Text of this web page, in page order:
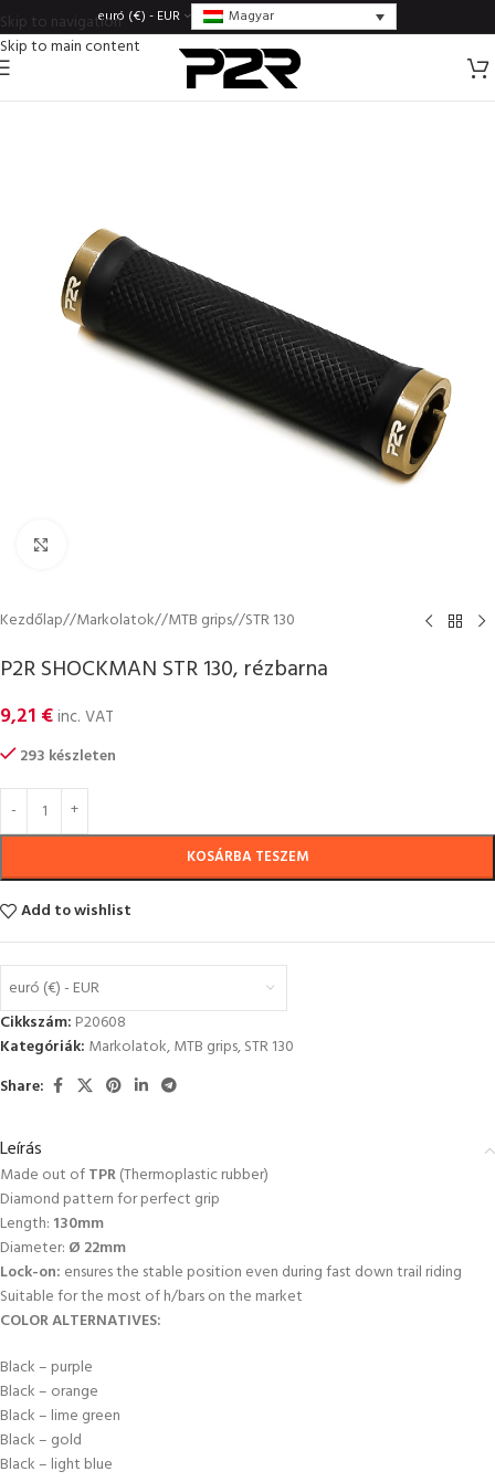
Skip to navigation
Skip to main content
euró (€) - EUR Magyar
Kezdőlap/ Markolatok/ MTB grips/ STR 130
P2R SHOCKMAN STR 130, rézbarna
9,21 €inc. VAT
293 készleten
KOSÁRBA TESZEM
Add to wishlist
euró (€) - EUR
Cikkszám: P20608
Kategóriák: Markolatok,MTB grips,STR 130
Share:
Leírás
Made out ofTPR(Thermoplastic rubber)
Diamond pattern for perfect grip
Length: 130mm
Diameter: Ø 22mm
Lock-on: ensures the stable position even during fast down trail riding
Suitable for the most of h/bars on the market
COLOR ALTERNATIVES:
Black – purple
Black – orange
Black – lime green
Black – gold
Black – light blue